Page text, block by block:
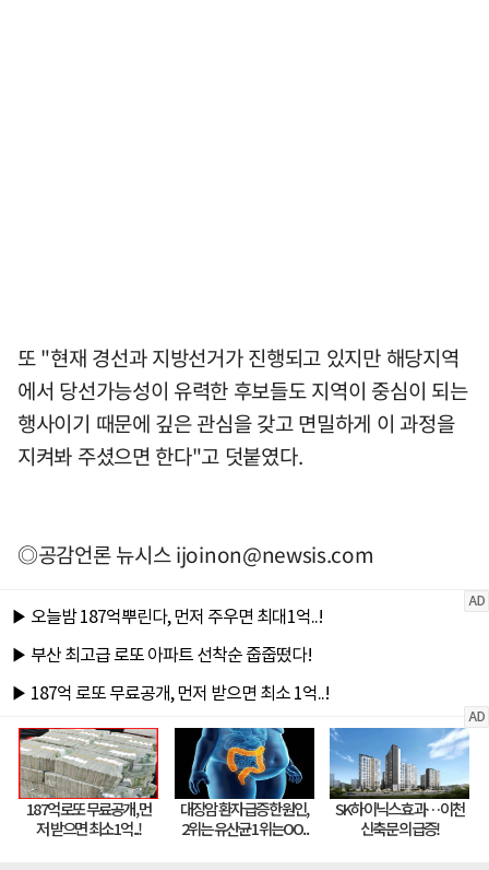
또 "현재 경선과 지방선거가 진행되고 있지만 해당지역
에서 당선가능성이 유력한 후보들도 지역이 중심이 되는
행사이기 때문에 깊은 관심을 갖고 면밀하게 이 과정을
지켜봐 주셨으면 한다"고 덧붙였다.
◎공감언론 뉴시스ijoinon@newsis.com